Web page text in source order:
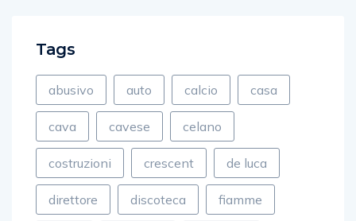
Tags
abusivo auto calcio casa
cava cavese celano
costruzioni crescent de luca
direttore discoteca fiamme